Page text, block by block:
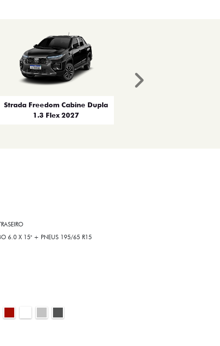
Strada Freedom Cabine Dupla
1.3 Flex 2027
Próximo
6.0 X 15" + PNEUS 195/65 R15